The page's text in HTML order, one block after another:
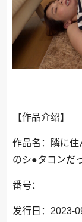
【作品介绍】
作品名：隣に
のシ●タコンだ
番号：
发行日：2023-